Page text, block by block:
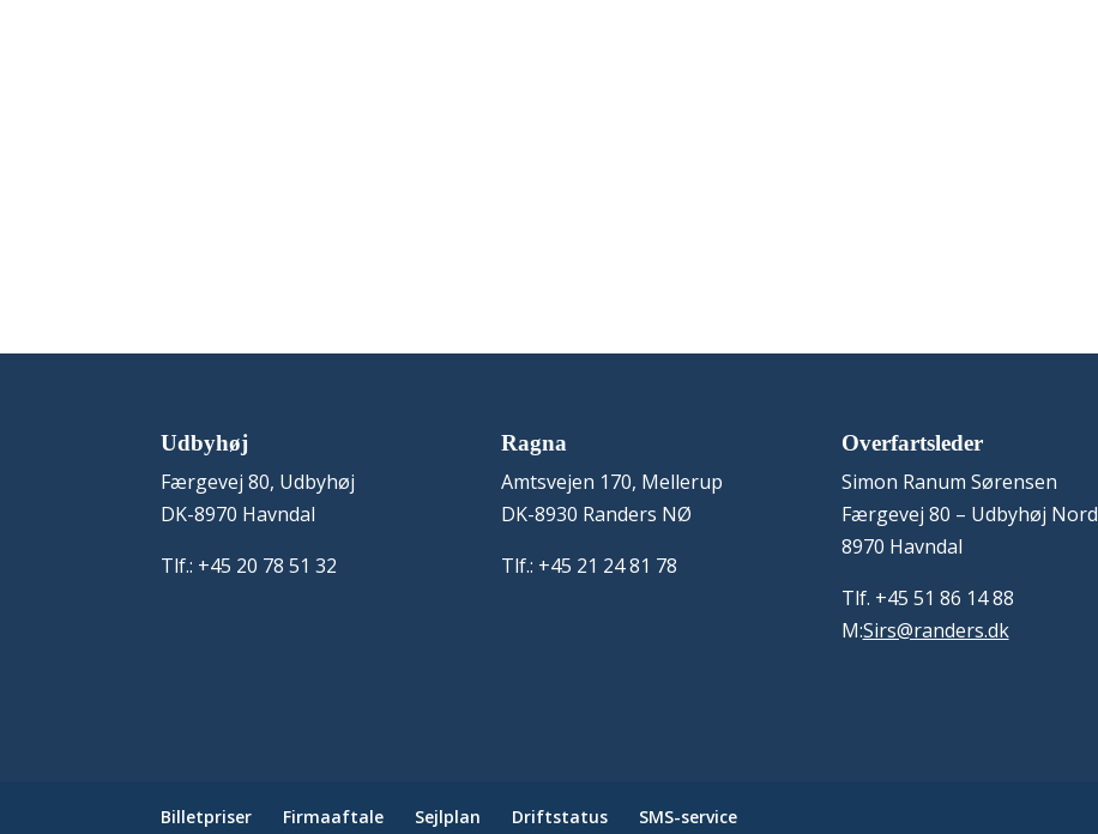
Udbyhøj
Færgevej 80, Udbyhøj
DK-8970 Havndal
Tlf.: +45 20 78 51 32
Ragna
Amtsvejen 170, Mellerup
DK-8930 Randers NØ
Tlf.: +45 21 24 81 78
Overfartsleder
Simon Ranum Sørensen
Færgevej 80 – Udbyhøj Nord
8970 Havndal
Tlf. +45 51 86 14 88
M:Sirs@randers.dk
Billetpriser Firmaaftale Sejlplan Driftstatus SMS-service